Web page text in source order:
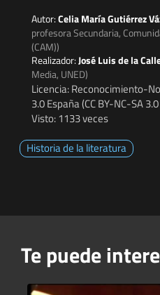
Autor:Celia María Gutiérrez
profesora Secundaria,
(CAM))
Realizador:José Luis de la
Media, UNED)
Licencia: Reconocimiento-
3.0 España (CC BY-NC-SA
Visto: 1133 veces
Historia de la literatura
Te puede